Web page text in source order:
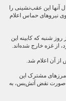
آنها این عقب‌نشینی را
نیروهای حماس اعلام
روز شنبه که کابینه این
از غزه خارج شده‌اند.
مرزهای مشترک این
صورت نقض آتش‌بس، به